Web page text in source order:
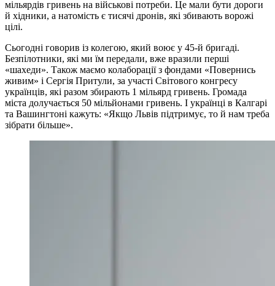
мільярдів гривень на військові потреби. Це мали бути дороги
й хідники, а натомість є тисячі дронів, які збивають ворожі
цілі.
Сьогодні говорив із колегою, який воює у 45-й бригаді.
Безпілотники, які ми їм передали, вже вразили перші
«шахеди». Також маємо колаборації з фондами «Повернись
живим» і Сергія Притули, за участі Світового конгресу
українців, які разом збирають 1 мільярд гривень. Громада
міста долучається 50 мільйонами гривень. І українці в Калгарі
та Вашингтоні кажуть: «Якщо Львів підтримує, то й нам треба
зібрати більше».